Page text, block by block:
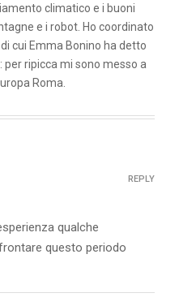
climatico e i buoni
e i robot. Ho coordinato
cui Emma Bonino ha detto
ripicca mi sono messo a
Roma.
qualche
questo periodo
REPLY